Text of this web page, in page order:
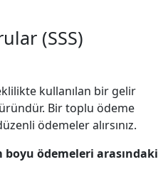
(SSS)
kullanılan bir gelir
Bir toplu ödeme
ödemeler alırsınız.
boyu ödemeleri arasındaki